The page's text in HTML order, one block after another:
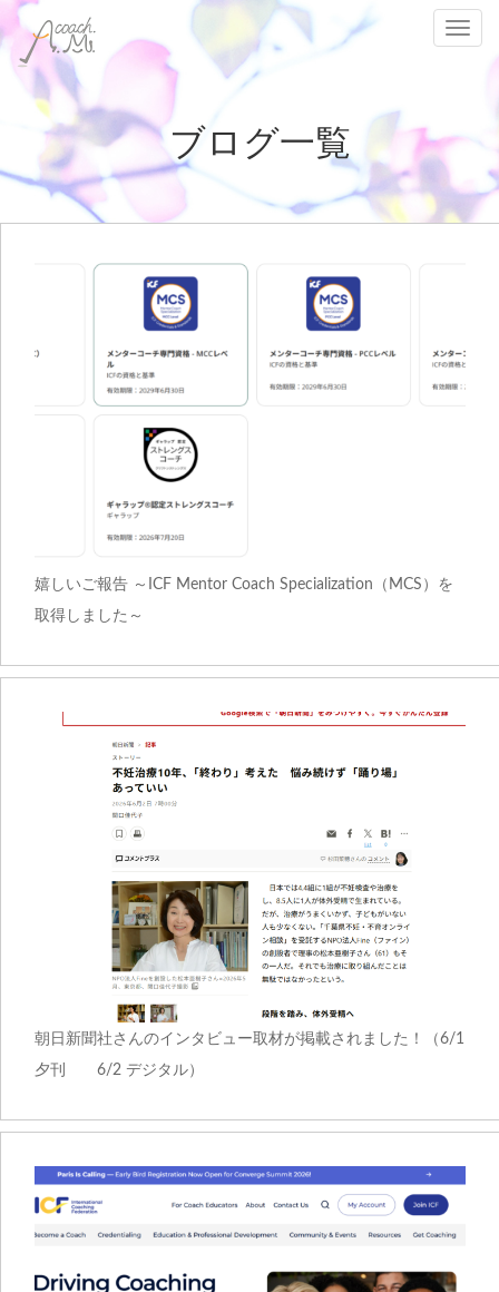
ブログ一覧
嬉しいご報告 ～ICF Mentor Coach Specialization（MCS）を
取得しました～
朝日新聞社さんのインタビュー取材が掲載されました！（6/1
夕刊 6/2 デジタル）